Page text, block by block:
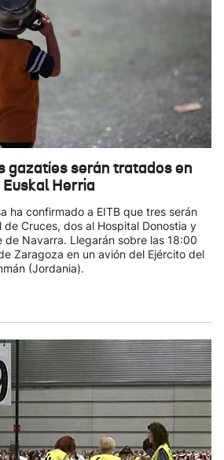
gazatíes serán tratados en
Herria
ha confirmado a EITB que tres serán
Cruces, dos al Hospital Donostia y
de Navarra. Llegarán sobre las 18:00
Zaragoza en un avión del Ejército del
(Jordania).